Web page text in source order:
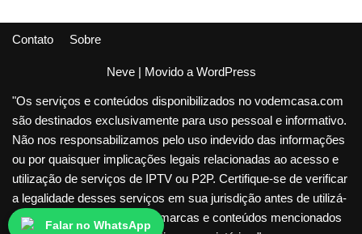
Contato Sobre
Neve| Movido a WordPress
"Os serviços e conteúdos disponibilizados no vodemcasa.com
são destinados exclusivamente para uso pessoal e informativo.
Não nos responsabilizamos pelo uso indevido das informações
ou por quaisquer implicações legais relacionadas ao acesso e
utilização de serviços de IPTV ou P2P. Certifique-se de verificar
a legalidade desses serviços em sua jurisdição antes de utilizá-
los. Todos os direitos sobre marcas e conteúdos mencionados
Falar no WhatsApp